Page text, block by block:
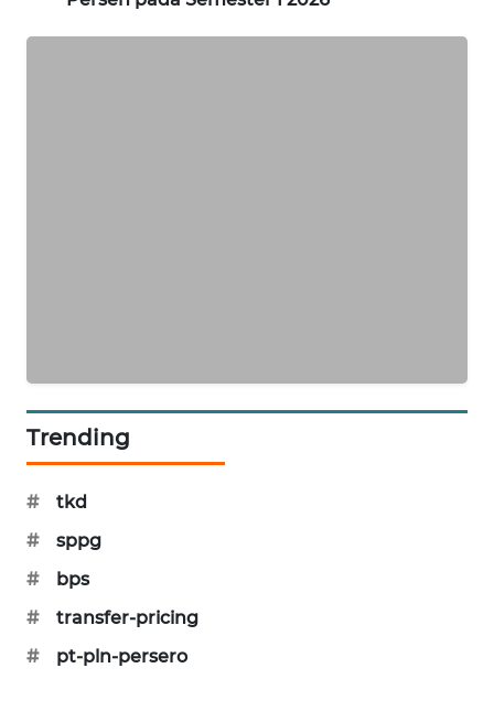
Trending
#
tkd
#
sppg
#
bps
#
transfer-pricing
#
pt-pln-persero
NEWS
NEWS
METRO
MEDAN
NEWS
METRO
JAKARTA
NEWS
KRT